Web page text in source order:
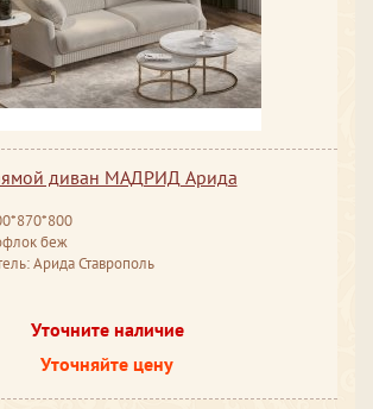
диван МАДРИД Арида
беж
Арида Ставрополь
Уточните наличие
Уточняйте цену